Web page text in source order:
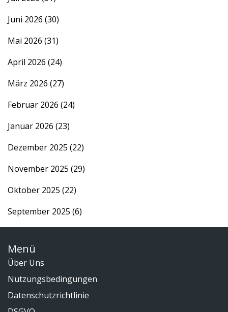
Juni 2026 (30)
Mai 2026 (31)
April 2026 (24)
März 2026 (27)
Februar 2026 (24)
Januar 2026 (23)
Dezember 2025 (22)
November 2025 (29)
Oktober 2025 (22)
September 2025 (6)
Menü
Über Uns
Nutzungsbedingungen
Datenschutzrichtlinie